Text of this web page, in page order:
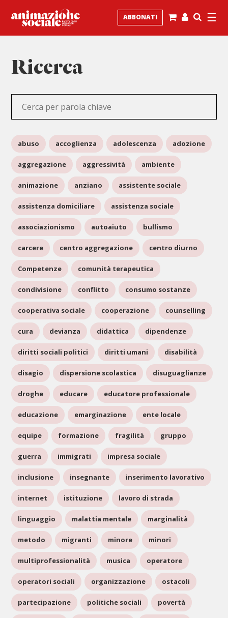
ABBONATI ☰
Ricerca
abuso accoglienza adolescenza adozione
aggregazione aggressività ambiente
animazione anziano assistente sociale
assistenza domiciliare assistenza sociale
associazionismo autoaiuto bullismo
carcere centro aggregazione centro diurno
Competenze comunità terapeutica
condivisione conflitto consumo sostanze
cooperativa sociale cooperazione counselling
cura devianza didattica dipendenze
diritti sociali politici diritti umani disabilità
disagio dispersione scolastica disuguaglianze
droghe educare educatore professionale
educazione emarginazione ente locale
equipe formazione fragilità gruppo
guerra immigrati impresa sociale
inclusione insegnante inserimento lavorativo
internet istituzione lavoro di strada
linguaggio malattia mentale marginalità
metodo migranti minore minori
multiprofessionalità musica operatore
operatori sociali organizzazione ostacoli
partecipazione politiche sociali povertà